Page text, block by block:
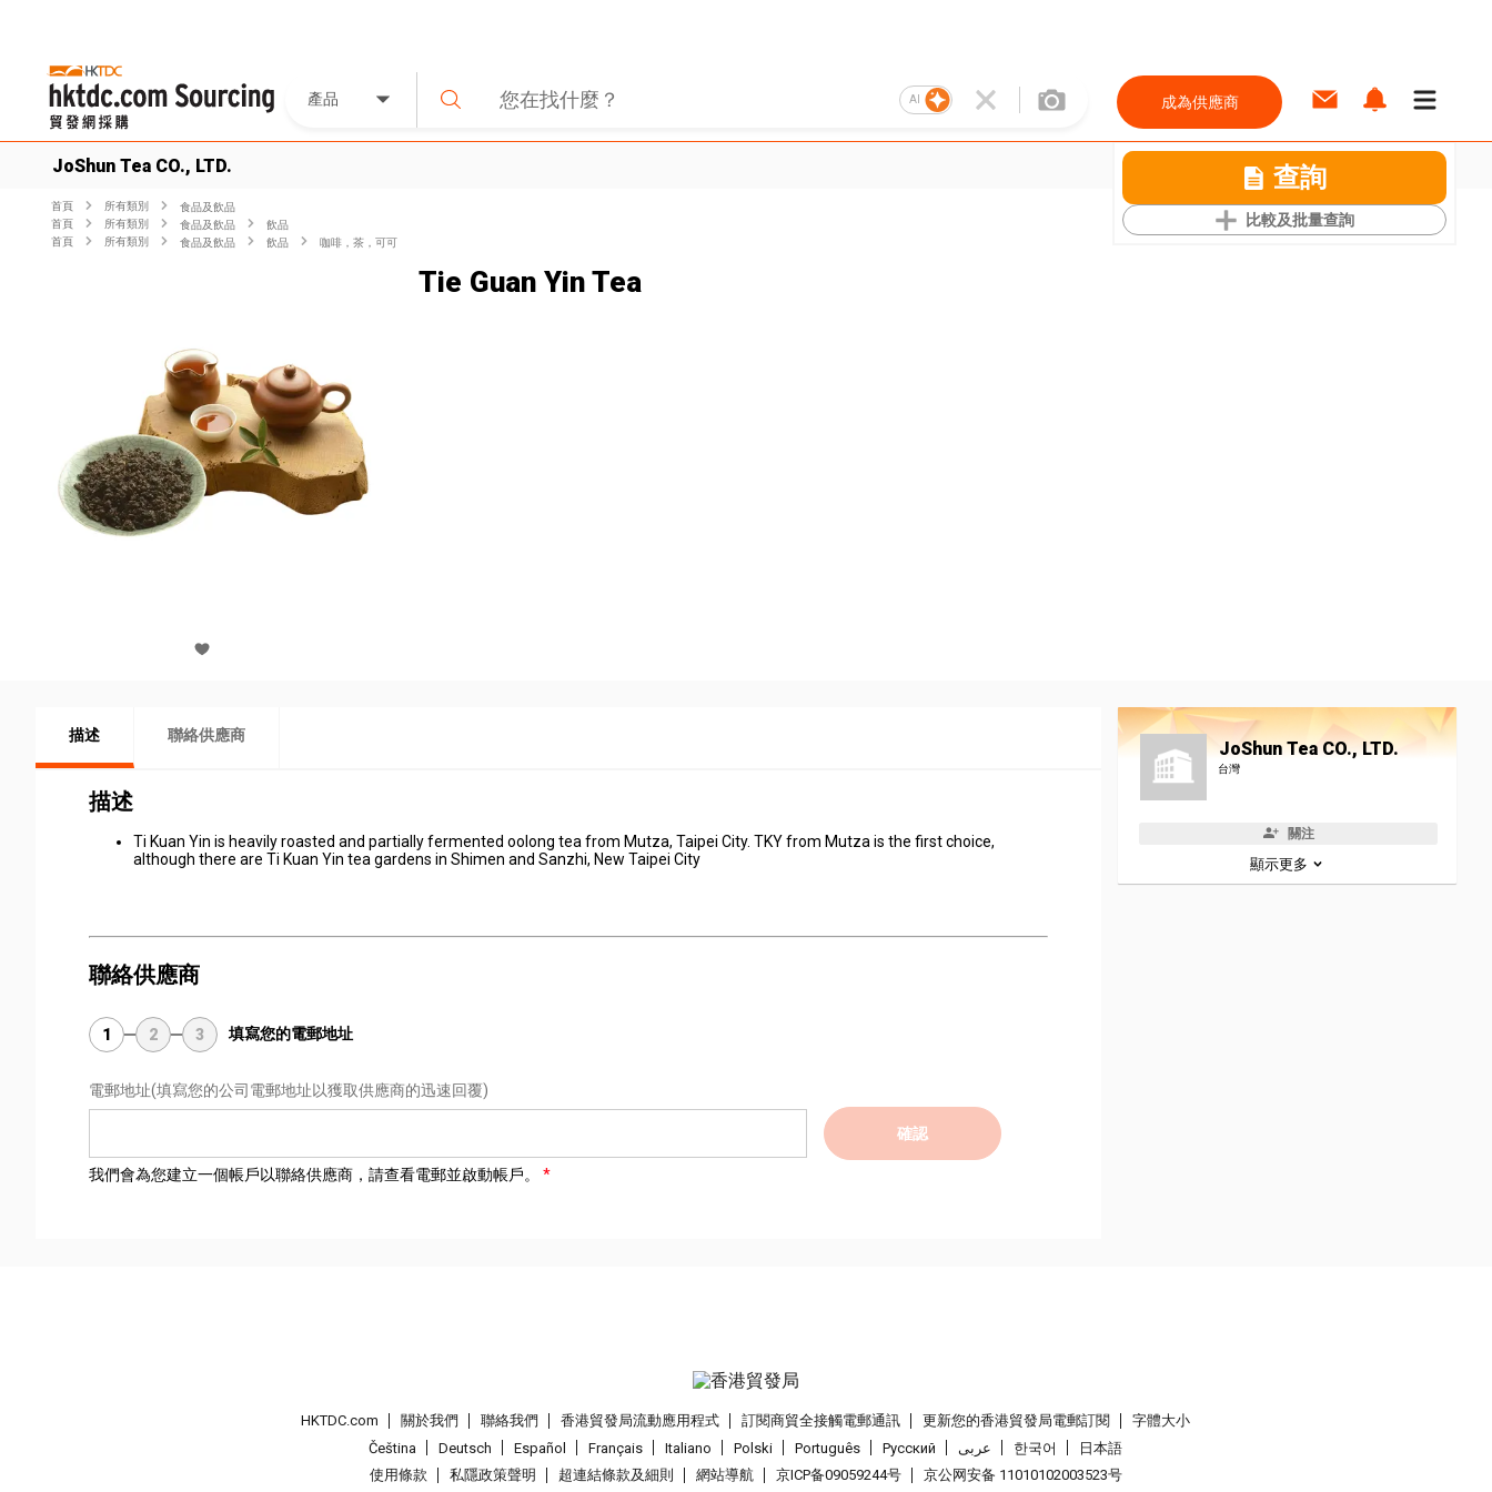
產品 AI 成為供應商
JoShun Tea CO., LTD. 查詢
比較及批量查詢
首頁 所有類別
食品及飲品
首頁
所有類別 食品及飲品
飲品
首頁
所有類別 食品及飲品 飲品 咖啡，茶，可可
Tie Guan Yin Tea
描述 聯絡供應商
描述
Ti Kuan Yin is heavily roasted and partially fermented oolong tea from Mutza, Taipei City. TKY from Mutza is the first choice,
although there are Ti Kuan Yin tea gardens in Shimen and Sanzhi, New Taipei City
聯絡供應商
1 2 3 填寫您的電郵地址
電郵地址(填寫您的公司電郵地址以獲取供應商的迅速回覆)
確認
我們會為您建立一個帳戶以聯絡供應商，請查看電郵並啟動帳戶。
JoShun Tea CO., LTD.
台灣
關注
顯示更多
HKTDC.com 關於我們 聯絡我們 香港貿發局流動應用程式 訂閱商貿全接觸電郵通訊 更新您的香港貿發局電郵訂閱
字體大小
Čeština
Deutsch Español Français Italiano Polski Português Pусский عربى 한국어
日本語
使用條款
私隱政策聲明 超連結條款及細則 網站導航 京ICP备09059244号 京公网安备 11010102003523号